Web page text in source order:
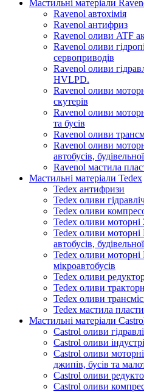
Мастильні матеріали
Ravenol автохімія
Ravenol антифриз
Ravenol оливи ATF
Ravenol оливи
сервоприводів
Ravenol оливи
HVLPD.
Ravenol оливи
скутерів
Ravenol оливи
та бусів
Ravenol оливи
Ravenol оливи
автобусів,
Ravenol мастила
Мастильні матеріали Tedex
Tedex антифризи
Tedex оливи
Tedex оливи
Tedex оливи моторні
Tedex оливи
автобусів,
Tedex оливи моторні
мікроавтобусів
Tedex оливи
Tedex оливи
Tedex оливи
Tedex мастила
Мастильні матеріали
Castrol оливи
Castrol оливи
Castrol оливи
джипів, бусів та
Castrol оливи
Castrol оливи